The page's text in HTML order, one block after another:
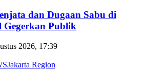
dan Dugaan Sabu di
Gegerkan Publik
2026, 17:39
Jakarta Region